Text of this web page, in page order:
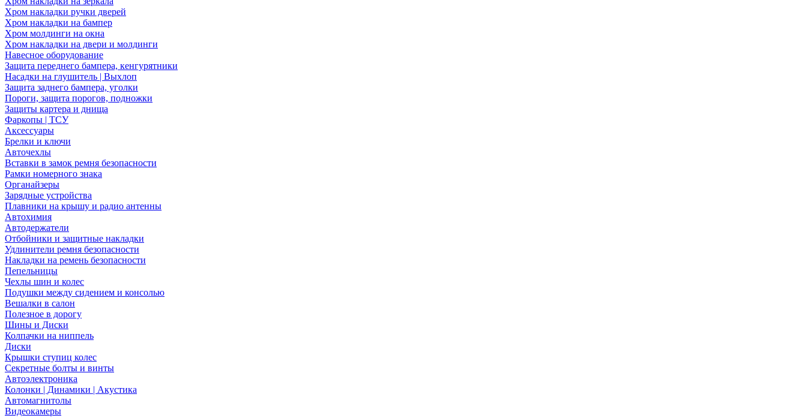
Хром накладки ручки дверей
Хром накладки на бампер
Хром молдинги на окна
Хром накладки на двери и молдинги
Навесное оборудование
Защита переднего бампера, кенгурятники
Насадки на глушитель | Выхлоп
Защита заднего бампера, уголки
Пороги, защита порогов, подножки
Защиты картера и днища
Фаркопы | ТСУ
Аксессуары
Брелки и ключи
Авточехлы
Вставки в замок ремня безопасности
Рамки номерного знака
Органайзеры
Зарядные устройства
Плавники на крышу и радио антенны
Автохимия
Автодержатели
Отбойники и защитные накладки
Удлинители ремня безопасности
Накладки на ремень безопасности
Пепельницы
Чехлы шин и колес
Подушки между сидением и консолью
Вешалки в салон
Полезное в дорогу
Шины и Диски
Колпачки на ниппель
Диски
Крышки ступиц колес
Секретные болты и винты
Автоэлектроника
Колонки | Динамики | Акустика
Автомагнитолы
Видеокамеры